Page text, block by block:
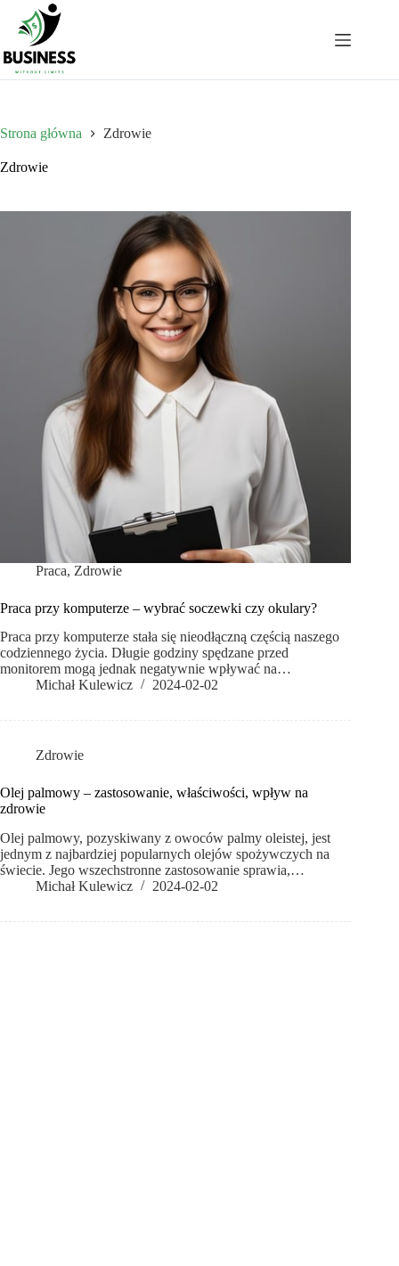
Przejdź
treści
Strona główna Zdrowie
Zdrowie
Praca, Zdrowie
Praca przy komputerze – wybrać soczewki czy okulary?
Praca przy komputerze stała się nieodłączną częścią naszego
codziennego życia. Długie godziny spędzane przed
monitorem mogą jednak negatywnie wpływać na…
Michał Kulewicz
2024-02-02
Zdrowie
Olej palmowy – zastosowanie, właściwości, wpływ na
zdrowie
Olej palmowy, pozyskiwany z owoców palmy oleistej, jest
jednym z najbardziej popularnych olejów spożywczych na
świecie. Jego wszechstronne zastosowanie sprawia,…
Michał Kulewicz
2024-02-02